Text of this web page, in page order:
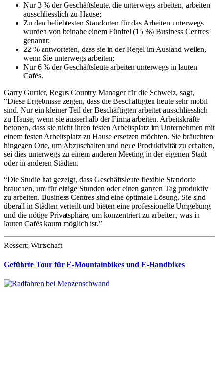
Nur 3 % der Geschäftsleute, die unterwegs arbeiten, arbeiten
ausschliesslich zu Hause;
Zu den beliebtesten Standorten für das Arbeiten unterwegs
wurden von beinahe einem Fünftel (15 %) Business Centres
genannt;
22 % antworteten, dass sie in der Regel im Ausland weilen,
wenn Sie unterwegs arbeiten;
Nur 6 % der Geschäftsleute arbeiten unterwegs in lauten
Cafés.
Garry Gurtler, Regus Country Manager für die Schweiz, sagt,
“Diese Ergebnisse zeigen, dass die Beschäftigten heute sehr mobil
sind. Nur ein kleiner Teil der Beschäftigten arbeitet ausschliesslich
zu Hause, wenn sie ausserhalb der Firma arbeiten. Arbeitskräfte
betonen, dass sie nicht ihren festen Arbeitsplatz im Unternehmen mit
einem festen Arbeitsplatz zu Hause ersetzen möchten. Sie bräuchten
hingegen Orte, um Abzuschalten und neue Produktivität zu erhalten,
sei dies unterwegs zu einem anderen Meeting in der eigenen Stadt
oder in anderen Städten.
“Die Studie hat gezeigt, dass Geschäftsleute flexible Standorte
brauchen, um für einige Stunden oder einen ganzen Tag produktiv
zu arbeiten. Business Centres sind eine optimale Lösung. Sie sind
überall in Städten verteilt und bieten eine professionelle Umgebung
und die nötige Privatsphäre, um konzentriert zu arbeiten, was in
lauten Cafés kaum möglich ist.”
Ressort: Wirtschaft
Geführte Tour für E-Mountainbikes und E-Handbikes